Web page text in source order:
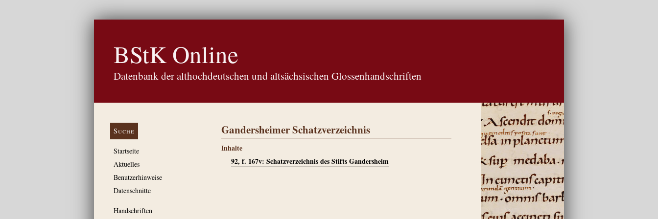
BStK Online
Datenbank der althochdeutschen und altsächsischen Glossenhandschriften
Suche
Startseite
Aktuelles
Benutzerhinweise
Datenschnitte
Handschriften
Gandersheimer Schatzverzeichnis
Inhalte
92, f. 167v: Schatzverzeichnis des Stifts Gandersheim